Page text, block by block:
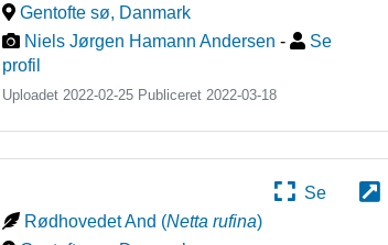
Gentofte sø, Danmark
Niels Jørgen Hamann Andersen -
Se
profil
Uploadet 2022-02-25 Publiceret2022-03-18
Se
Rødhovedet And (Netta rufina)